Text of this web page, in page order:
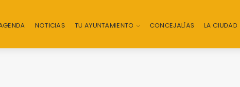
NOTICIAS TU AYUNTAMIENTO CONCEJALÍAS LA CIUDAD